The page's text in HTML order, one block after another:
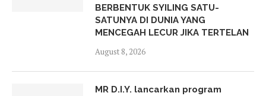
BERBENTUK SYILING SATU-
SATUNYA DI DUNIA YANG
MENCEGAH LECUR JIKA TERTELAN
August 8, 2026
MR D.I.Y. lancarkan program